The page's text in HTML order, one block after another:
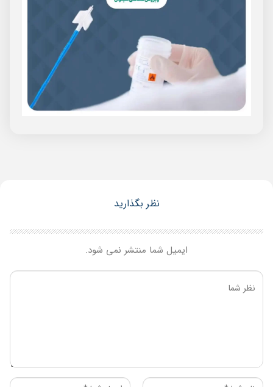
نظر بگذارید
ایمیل شما منتشر نمی شود.